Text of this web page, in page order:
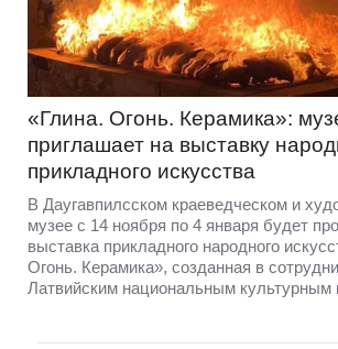
«Глина. Огонь. Керамика»:
приглашает на выставку
прикладного искусства
В Даугавпилсском краеведческом и
музее с 14 ноября по 4 января будет
выставка прикладного народного
Огонь. Керамика», созданная в
Латвийским национальным культурным